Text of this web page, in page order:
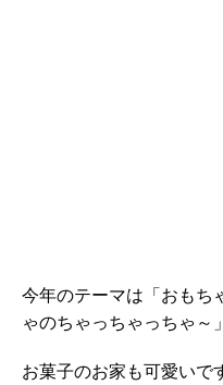
今年のテーマは「おもち
ゃのちゃっちゃっちゃ～
お菓子のお家も可愛いで